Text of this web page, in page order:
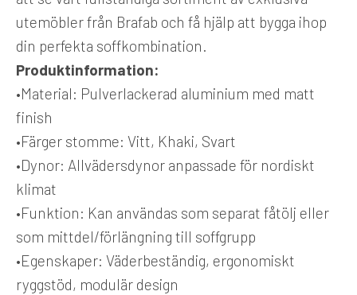
utemöbler från Brafab och få hjälp att bygga ihop
din perfekta soffkombination.
Produktinformation:
•Material: Pulverlackerad aluminium med matt
finish
•Färger stomme: Vitt, Khaki, Svart
•Dynor: Allvädersdynor anpassade för nordiskt
klimat
•Funktion: Kan användas som separat fåtölj eller
som mittdel/förlängning till soffgrupp
•Egenskaper: Väderbeständig, ergonomiskt
ryggstöd, modulär design